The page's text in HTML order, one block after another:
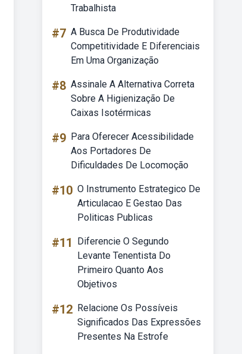
Trabalhista
#7 A Busca De Produtividade
Competitividade E Diferenciais
Em Uma Organização
#8 Assinale A Alternativa Correta
Sobre A Higienização De
Caixas Isotérmicas
#9 Para Oferecer Acessibilidade
Aos Portadores De
Dificuldades De Locomoção
#10 O Instrumento Estrategico De
Articulacao E Gestao Das
Politicas Publicas
#11
Diferencie O Segundo
Levante Tenentista Do
Primeiro Quanto Aos
Objetivos
#12 Relacione Os Possíveis
Significados Das Expressões
Presentes Na Estrofe